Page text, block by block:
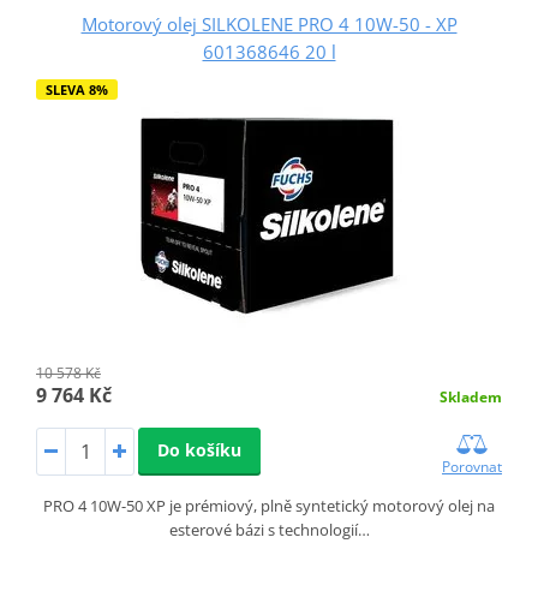
Motorový olej SILKOLENE PRO 4 10W-50 - XP
601368646 20 l
SLEVA 8%
10 578 Kč
9 764 Kč Skladem
Do košíku
Porovnat
PRO 4 10W-50 XP je prémiový, plně syntetický motorový olej na
esterové bázi s technologií…